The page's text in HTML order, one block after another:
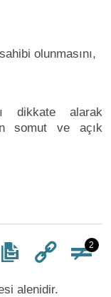
olunmasını,
dikkate alarak
somut ve açık
2
alenidir.